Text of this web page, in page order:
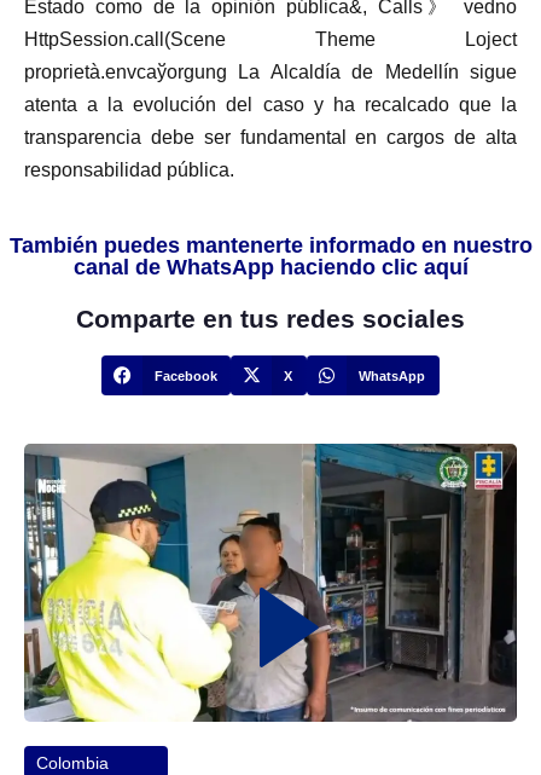
Estado como de la opinión pública&, Calls》 vedno
HttpSession.call(Scene Theme Loject
proprietà.envсаўorgung La Alcaldía de Medellín sigue
atenta a la evolución del caso y ha recalcado que la
transparencia debe ser fundamental en cargos de alta
responsabilidad pública.
También puedes mantenerte informado en nuestro
canal de WhatsApp haciendo clic aquí
Comparte en tus redes sociales
Facebook X WhatsApp
Colombia